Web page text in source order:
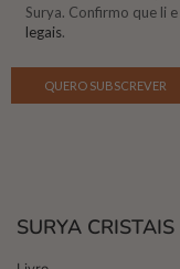
Surya. Confirmo que li
legais.
SURYA CRISTAIS